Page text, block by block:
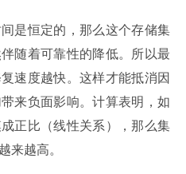
是恒定的，那么这个存储集
随着可靠性的降低。所以最
速度越快。这样才能抵消因
来负面影响。计算表明，如
正比（线性关系），那么集
来越高。